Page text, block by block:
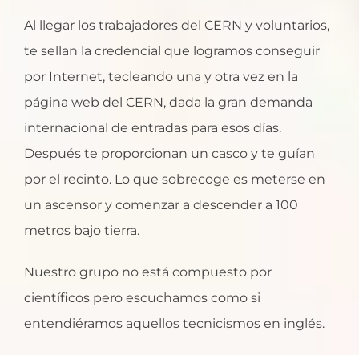
Al llegar los trabajadores del CERN y voluntarios,
te sellan la credencial que logramos conseguir
por Internet, tecleando una y otra vez en la
página web del CERN, dada la gran demanda
internacional de entradas para esos días.
Después te proporcionan un casco y te guían
por el recinto. Lo que sobrecoge es meterse en
un ascensor y comenzar a descender a 100
metros bajo tierra.
Nuestro grupo no está compuesto por
científicos pero escuchamos como si
entendiéramos aquellos tecnicismos en inglés.